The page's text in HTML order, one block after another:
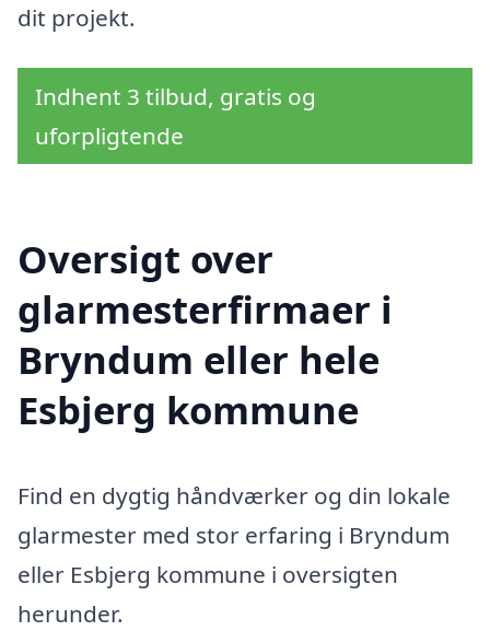
dit projekt.
Indhent 3 tilbud, gratis og
uforpligtende
Oversigt over
glarmesterfirmaer i
Bryndum eller hele
Esbjerg kommune
Find en dygtig håndværker og din lokale
glarmester med stor erfaring i Bryndum
eller Esbjerg kommune i oversigten
herunder.